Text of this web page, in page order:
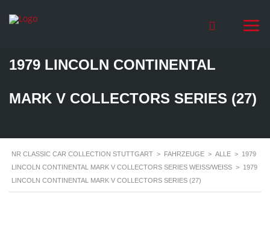
1979 LINCOLN CONTINENTAL
MARK V COLLECTORS SERIES (27)
NR CLASSIC CAR COLLECTION STUTTGART > FAHRZEUGE > ALLE > 1979
LINCOLN CONTINENTAL MARK V COLLECTORS SERIES WEISS/WEISS > 1979
LINCOLN CONTINENTAL MARK V COLLECTORS SERIES (27)